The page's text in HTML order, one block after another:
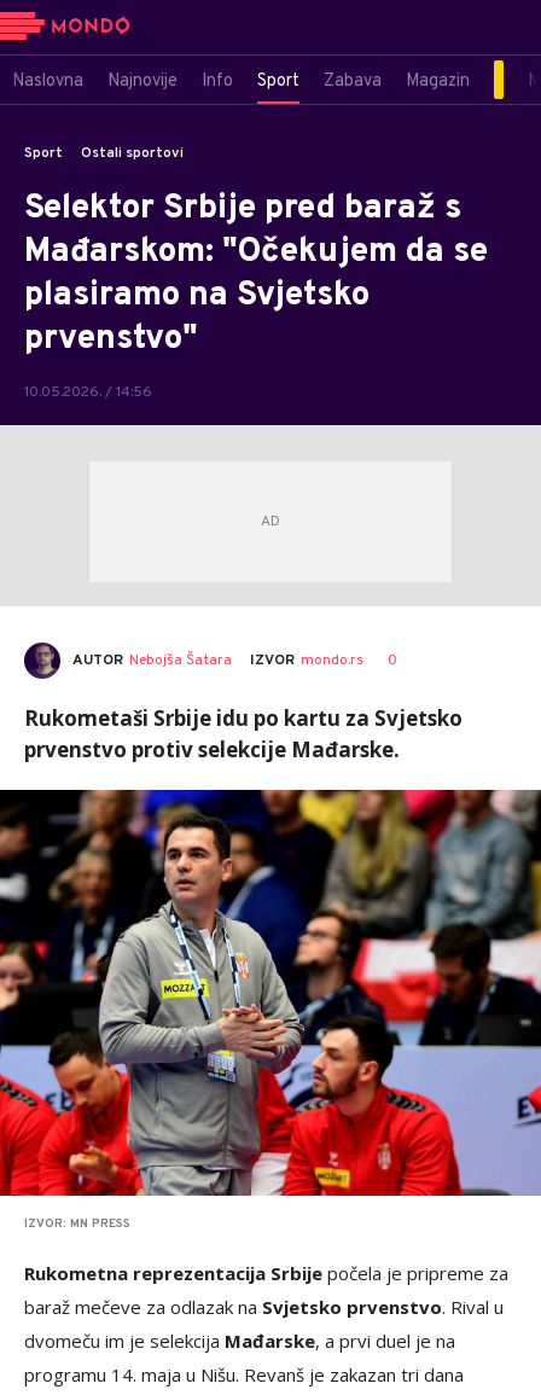
Naslovna Najnovije Info Sport Zabava Magazin
Sport Ostali sportovi
Selektor Srbije pred baraž s
Mađarskom: "Očekujem da se
plasiramo na Svjetsko
prvenstvo"
10.05.2026. / 14:56
AUTOR Nebojša Šatara IZVOR mondo.rs 0
Rukometaši Srbije idu po kartu za Svjetsko
prvenstvo protiv selekcije Mađarske.
IZVOR: MN PRESS
Rukometna reprezentacija Srbije počela je pripreme za
baraž mečeve za odlazak na Svjetsko prvenstvo. Rival u
dvomeču im je selekcija Mađarske, a prvi duel je na
programu 14. maja u Nišu. Revanš je zakazan tri dana